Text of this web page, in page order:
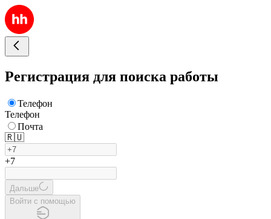
Регистрация для поиска работы
Телефон
Телефон
Почта
🇷🇺
+7
Дальше
Войти с помощью